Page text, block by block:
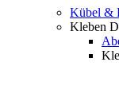
Kübel &
Kleben